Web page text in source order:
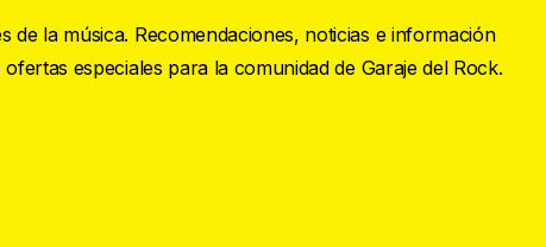
de la música. Recomendaciones, noticias e información
especiales para la comunidad de Garaje del Rock.